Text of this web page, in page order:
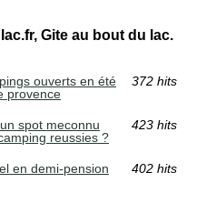
Gite au bout du lac.
ouverts en été
provence
372 hits
spot meconnu
reussies ?
423 hits
en demi-pension
402 hits